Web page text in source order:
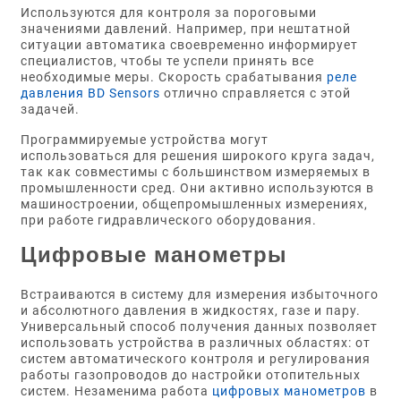
Используются для контроля за пороговыми
значениями давлений. Например, при нештатной
ситуации автоматика своевременно информирует
специалистов, чтобы те успели принять все
необходимые меры. Скорость срабатывания реле
давления BD Sensors отлично справляется с этой
задачей.
Программируемые устройства могут
использоваться для решения широкого круга задач,
так как совместимы с большинством измеряемых в
промышленности сред. Они активно используются в
машиностроении, общепромышленных измерениях,
при работе гидравлического оборудования.
Цифровые манометры
Встраиваются в систему для измерения избыточного
и абсолютного давления в жидкостях, газе и пару.
Универсальный способ получения данных позволяет
использовать устройства в различных областях: от
систем автоматического контроля и регулирования
работы газопроводов до настройки отопительных
систем. Незаменима работа цифровых манометров в